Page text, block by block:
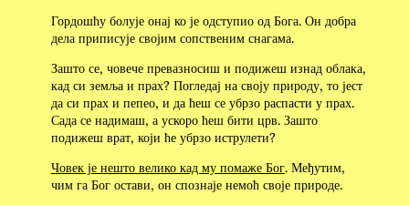
Гордошћу болује онај ко је одступио од Бога. Он добра
дела приписује својим сопственим снагама.
Зашто се, човече превазносиш и подижеш изнад облака,
кад си земља и прах? Погледај на своју природу, то јест
да си прах и пепео, и да ћеш се убрзо распасти у прах.
Сада се надимаш, а ускоро ћеш бити црв. Зашто
подижеш врат, који ће убрзо иструлети?
Човек је нешто велико кад му помаже Бог. Међутим,
чим га Бог остави, он спознаје немоћ своје природе.